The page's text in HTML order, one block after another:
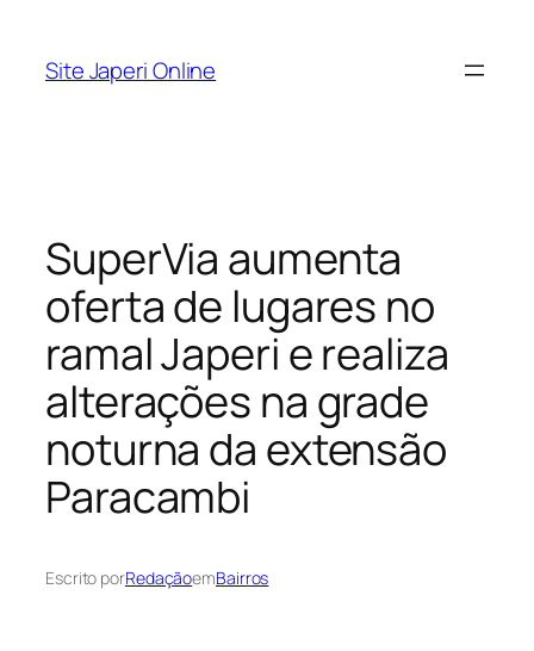
Site Japeri Online
SuperVia aumenta
oferta de lugares no
ramal Japeri e realiza
alterações na grade
noturna da extensão
Paracambi
Escrito porRedaçãoemBairros